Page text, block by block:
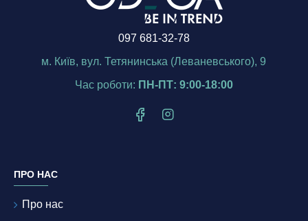
097 681-32-78
м. Київ, вул. Тетянинська (Леваневського), 9
Час роботи: ПН-ПТ: 9:00-18:00
ПРО НАС
Про нас